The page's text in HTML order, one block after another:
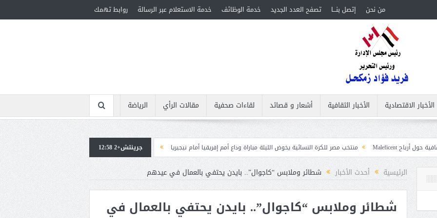
من نحن إتصل بنـــا تصفح العدد الجديد خدمة الوظائف خدمة الاستعلام عبر الرسالة روابط تهمك
الأخبار الاقتصادية الأخبار الثقافية أشعار و قصائد لقاءات صحفية مقالات الرأي
الرياضة
منتخب مصر للكرة النسائية يخوض الليلة مباراة وداع أمم إفريقيا أمام نيجيريا
استقبال جماهيرى حاشد لمحمد صلاح لدى وصوله إلى تركيا لإتمام انتقاله إلى
جرينتش+2 12:58
الرئيسية أحدث الأخبار شطائر وملابس “كاجوال”.. بايدن يحتفي بالعمال في عيدهم
شطائر وملابس “كاجوال”.. بايدن يحتفي بالعمال في